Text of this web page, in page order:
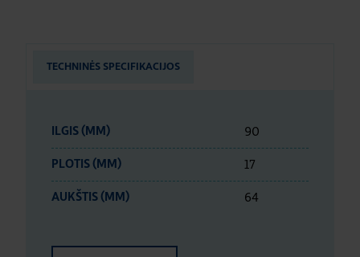
TECHNINĖS SPECIFIKACIJOS
ILGIS (MM) 90
PLOTIS (MM) 17
AUKŠTIS (MM) 64